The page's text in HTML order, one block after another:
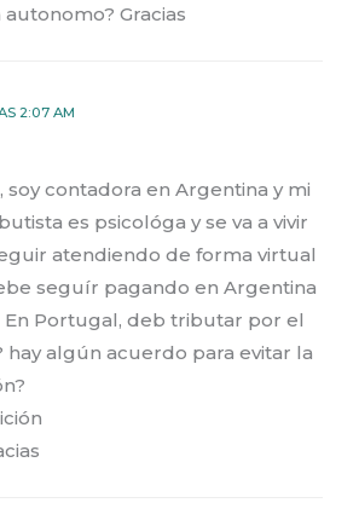
Gracias
2:07 AM
soy contadora en Argentina y mi
es psicológa y se va a vivir
atendiendo de forma virtual
seguír pagando en Argentina
Portugal, deb tributar por el
hay algún acuerdo para evitar la